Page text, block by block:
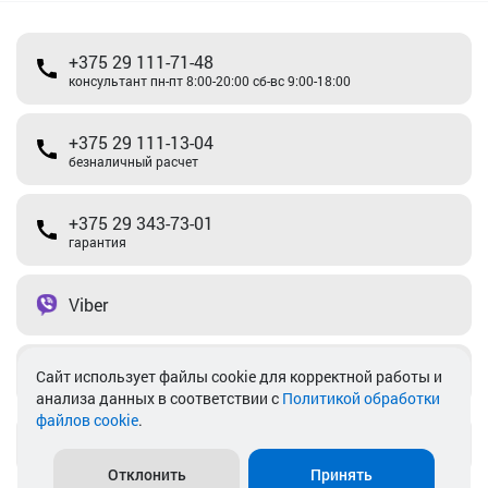
+375 29 111-71-48
консультант пн-пт 8:00-20:00 сб-вс 9:00-18:00
+375 29 111-13-04
безналичный расчет
+375 29 343-73-01
гарантия
Viber
Telegram
Cайт использует файлы cookie для корректной работы и
анализа данных в соответствии с Политикой обработки
файлов cookie.
Отклонить Принять